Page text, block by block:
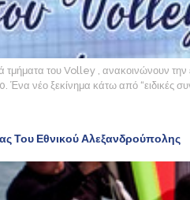
του Volley , ανακοινώνουν
Ένα νέο ξεκίνημα κάτω από “ειδικές
Του Εθνικού Αλεξανδρούπολης